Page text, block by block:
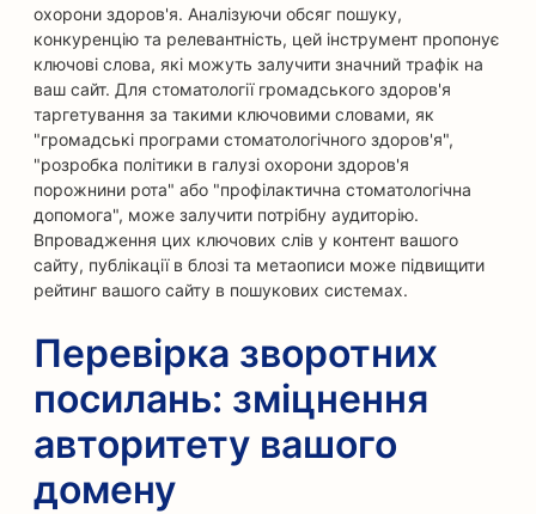
охорони здоров'я. Аналізуючи обсяг пошуку,
конкуренцію та релевантність, цей інструмент пропонує
ключові слова, які можуть залучити значний трафік на
ваш сайт. Для стоматології громадського здоров'я
таргетування за такими ключовими словами, як
"громадські програми стоматологічного здоров'я",
"розробка політики в галузі охорони здоров'я
порожнини рота" або "профілактична стоматологічна
допомога", може залучити потрібну аудиторію.
Впровадження цих ключових слів у контент вашого
сайту, публікації в блозі та метаописи може підвищити
рейтинг вашого сайту в пошукових системах.
Перевірка зворотних
посилань: зміцнення
авторитету вашого
домену